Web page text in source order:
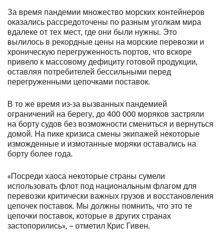
За время пандемии множество морских контейнеров
оказались рассредоточены по разным уголкам мира
вдалеке от тех мест, где они были нужны. Это
вылилось в рекордные цены на морские перевозки и
хроническую перегруженность портов, что вскоре
привело к массовому дефициту готовой продукции,
оставляя потребителей бессильными перед
перегруженными цепочками поставок.
В то же время из-за вызванных пандемией
ограничений на берегу, до 400 000 моряков застряли
на борту судов без возможности смениться и вернуться
домой. На пике кризиса смены экипажей некоторые
изможденные и измотанные моряки оставались на
борту более года.
«Посреди хаоса некоторые страны сумели
использовать флот под национальным флагом для
перевозки критически важных грузов и восстановления
цепочек поставок. Мы должны помнить, что это те
цепочки поставок, которые в других странах
застопорились», – отметил Крис Гивен.